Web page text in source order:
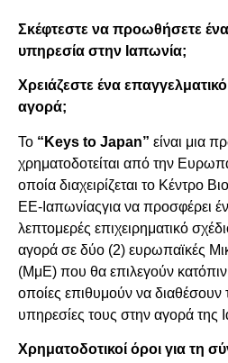
Σκέφτεστε να προωθήσετε
υπηρεσία στην Ιαπωνία;
Χρειάζεστε ένα
αγορά;
Το “Keys to Japan” είναι μια
χρηματοδοτείται από την
οποία διαχειρίζεται το Κέντρο
ΕΕ-Ιαπωνίαςγια να προσφέρει
λεπτομερές επιχειρηματικό
αγορά σε δύο (2) ευρωπαϊκές
(ΜμΕ) που θα επιλεγούν κατόπιν
οποίες επιθυμούν να διαθέσουν
υπηρεσίες τους στην αγορά της
Χρηματοδοτικοί όροι για τη